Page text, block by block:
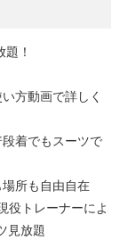
！
方動画で詳しく
着でもスーツで
所も自由自在
役トレーナーによ
見放題